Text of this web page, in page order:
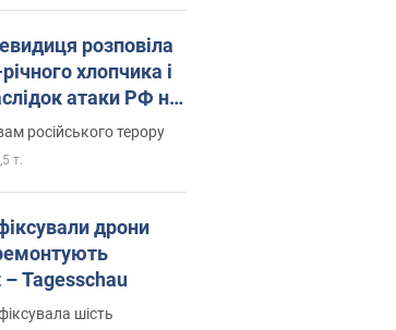
розповіла
хлопчика і
атаки РФ на
та фото
російського терору
т.
дрони
Tagesschau
шість